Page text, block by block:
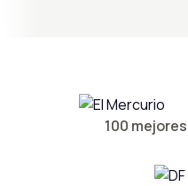
100 mejores